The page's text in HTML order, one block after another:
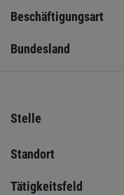
Beschäftigungsart
Bundesland
Stelle
Standort
Tätigkeitsfeld